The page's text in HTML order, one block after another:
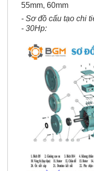
55mm, 60mm
- Sơ đồ cấu tạo chi
- 30Hp: